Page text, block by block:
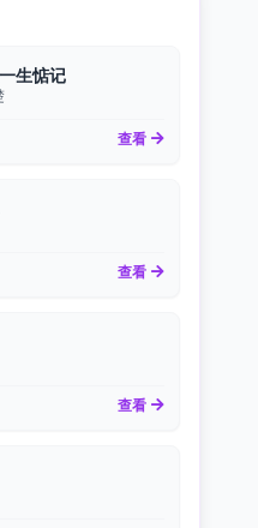
生惦记
查看
查看
查看